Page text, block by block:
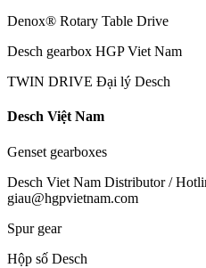
Denox® Rotary Table Drive
Desch gearbox HGP Viet Nam
TWIN DRIVE Đại lý Desch
Desch Việt Nam
Genset gearboxes
Desch Viet Nam Distributor /
giau@hgpvietnam.com
Spur gear
Hộp số Desch